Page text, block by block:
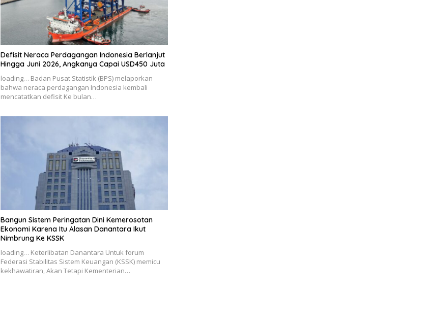
Defisit Neraca Perdagangan Indonesia Berlanjut
Hingga Juni 2026, Angkanya Capai USD450 Juta
loading… Badan Pusat Statistik (BPS) melaporkan
bahwa neraca perdagangan Indonesia kembali
mencatatkan defisit Ke bulan…
Bangun Sistem Peringatan Dini Kemerosotan
Ekonomi Karena Itu Alasan Danantara Ikut
Nimbrung Ke KSSK
loading… Keterlibatan Danantara Untuk forum
Federasi Stabilitas Sistem Keuangan (KSSK) memicu
kekhawatiran, Akan Tetapi Kementerian…